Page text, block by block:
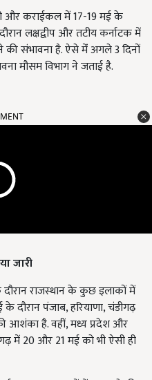
और कराईकल में 17-19 मई के
लक्षद्वीप और तटीय कर्नाटक में
संभावना है. ऐसे मेंं अगले 3 दिनों
मौसम विभाग ने जताई है.
जारी
राजस्थान के कुछ इलाकों में
पंजाब, हरियाणा, चंडीगढ़
आशंका है. वहीं, मध्य प्रदेश और
में 20 और 21 मई को भी ऐसी ही